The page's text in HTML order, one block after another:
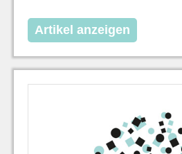
Artikel anzeigen